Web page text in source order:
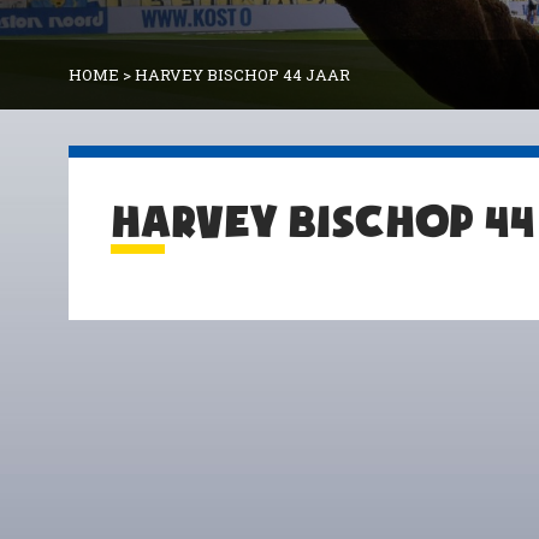
HOME >HARVEY BISCHOP 44 JAAR
HARVEY BISCHOP